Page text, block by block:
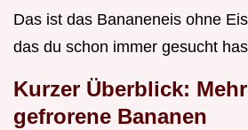
Das ist das Bananeneis ohne
das du schon immer gesucht
Kurzer Überblick:
gefrorene Bananen